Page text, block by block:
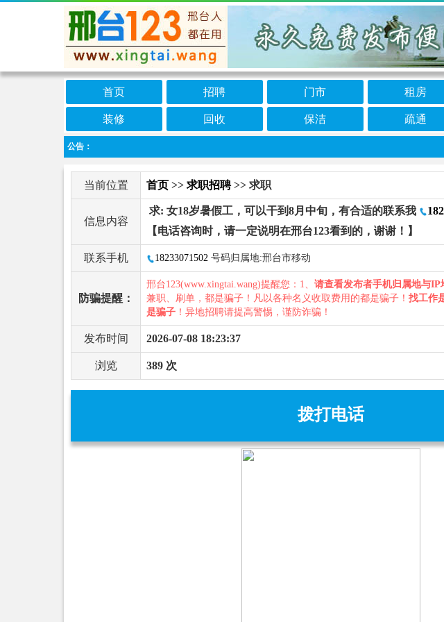
首页 招聘 门市 租房
装修 回收 保洁 疏通
公告：
当前位置 首页 >> 求职招聘>> 求职
信息内容
求: 女18岁暑假工，可以干到8月中旬，有合适的联系我
【电话咨询时，请一定说明在邢台123看到的，谢谢！】
联系手机 18233071502 号码归属地:邢台市移动
防骗提醒：
邢台123(www.xingtai.wang)提醒您：1、 请查看发布者手机归属地与IP
兼职、刷单，都是骗子！凡以各种名义收取费用的都是骗子！ 找工作
是骗子 ！异地招聘请提高警惕，谨防诈骗！
发布时间 2026-07-08 18:23:37
浏览 389 次
拨打电话